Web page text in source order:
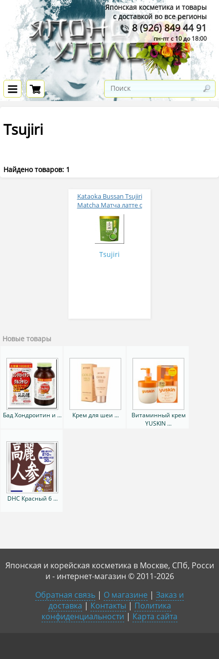
Японская косметика и товары
с доставкой во все регионы
8 (926) 849 44 91
пн-пт с 10 до 18:00
Tsujiri
Найдено товаров: 1
Kataoka Bussan Tsujiri
Matcha Матча латте с
ароматом весенней
сакуры 200 гр
Tsujiri
Новые товары
Бад Хондроитин и ... Крем для шеи ...
Витаминный крем
YUSKIN ...
DHC Красный 6 ...
Японская и корейская косметика в Москве, СПб, Росси
и - интернет-магазин © 2011-2026
Обратная связь | О магазине | Заказ и
доставка | Контакты | Политика
конфиденциальности | Карта сайта